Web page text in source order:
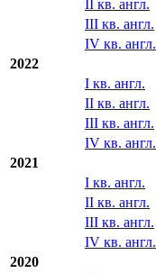
II кв. англ.
III кв. англ.
IV кв. англ.
2022
I кв. англ.
II кв. англ.
III кв. англ.
IV кв. англ.
2021
I кв. англ.
II кв. англ.
III кв. англ.
IV кв. англ.
2020